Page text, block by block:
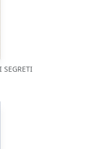
SEGRETI